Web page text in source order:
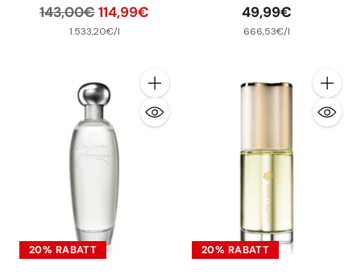
Normaler
Preis
143,00€114,99€
Stückpreis
1.533,20€/
pro l
49,99€
Stückpreis
666,53€/
pro l
20% RABATT
Anzahl
20% RABATT
Anzahl